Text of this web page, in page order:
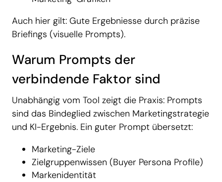
Auch hier gilt: Gute Ergebniesse durch präzise
Briefings (visuelle Prompts).
Warum Prompts der
verbindende Faktor sind
Unabhängig vom Tool zeigt die Praxis: Prompts
sind das Bindeglied zwischen Marketingstrategie
und KI-Ergebnis. Ein guter Prompt übersetzt:
Marketing-Ziele
Zielgruppenwissen (Buyer Persona Profile)
Markenidentität